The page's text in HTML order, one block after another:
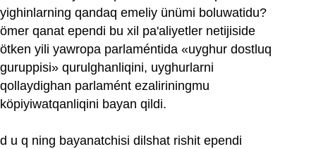
yighinlarning qandaq emeliy ünümi boluwatidu?
ömer qanat ependi bu xil pa'aliyetler netijiside
ötken yili yawropa parlaméntida «uyghur dostluq
guruppisi» qurulghanliqini, uyghurlarni
qollaydighan parlamént ezaliriningmu
köpiyiwatqanliqini bayan qildi.
d u q ning bayanatchisi dilshat rishit ependi